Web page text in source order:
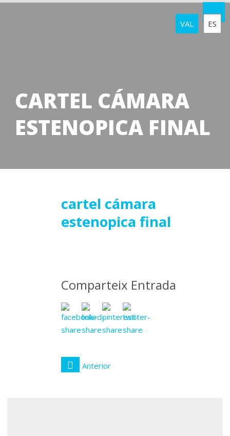
VAL ES
CARTEL CÁMARA
ESTENOPICA FINAL
cartel cámara
estenopica final
Comparteix Entrada
Anterior